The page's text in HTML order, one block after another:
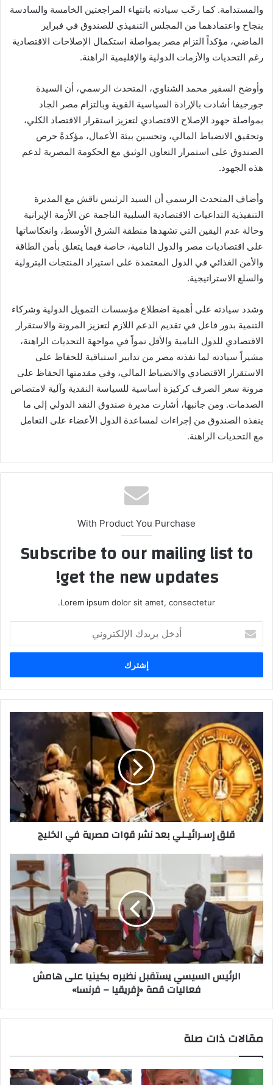
والمستدامة. كما رحّب سيادته بانتهاء المراجعتين الخامسة والسادسة
بنجاح واعتمادهما من المجلس التنفيذي للصندوق في فبراير
الماضي، مؤكداً التزام مصر بمواصلة استكمال الإصلاحات الاقتصادية
رغم التحديات والأزمات الدولية والإقليمية الراهنة.
وأوضح السفير محمد الشناوي، المتحدث الرسمي، أن السيدة
جورجيفا أشادت بالإرادة السياسية القوية وبالتزام مصر الجاد
بمواصلة جهود الإصلاح الاقتصادي لتعزيز استقرار الاقتصاد الكلي،
وتحقيق الانضباط المالي، وتحسين بيئة الأعمال، مؤكدةً حرص
الصندوق على استمرار التعاون الوثيق مع الحكومة المصرية لدعم
هذه الجهود.
وأضاف المتحدث الرسمي أن السيد الرئيس ناقش مع المديرة
التنفيذية التداعيات الاقتصادية السلبية الناجمة عن الأزمة الإيرانية
وحالة عدم اليقين التي تشهدها منطقة الشرق الأوسط، وانعكاساتها
على اقتصاديات مصر والدول النامية، خاصة فيما يتعلق بأمن الطاقة
والأمن الغذائي في الدول المعتمدة على استيراد المنتجات البترولية
والسلع الاستراتيجية.
وشدد سيادته على أهمية اضطلاع مؤسسات التمويل الدولية وشركاء
التنمية بدور فاعل في تقديم الدعم اللازم لتعزيز المرونة والاستقرار
الاقتصادي للدول النامية والأقل نمواً في مواجهة التحديات الراهنة،
مشيراً سيادته لما نفذته مصر من تدابير استباقية للحفاظ على
الاستقرار الاقتصادي والانضباط المالي، وفي مقدمتها الحفاظ على
مرونة سعر الصرف كركيزة أساسية للسياسة النقدية وآلية لامتصاص
الصدمات. ومن جانبها، أشارت مديرة صندوق النقد الدولي إلى ما
ينفذه الصندوق من إجراءات لمساعدة الدول الأعضاء على التعامل
مع التحديات الراهنة.
With Product You Purchase
Subscribe to our mailing list to
get the new updates!
Lorem ipsum dolor sit amet, consectetur.
بريدك
الإلكتروني
قلق إسـرائيـلي بعد نشر قوات مصرية في الخليج
الرئيس السيسي يستقبل نظيره بكينيا على هامش
فعاليات قمة «إفريقيا – فرنسا»
مقالات ذات صلة